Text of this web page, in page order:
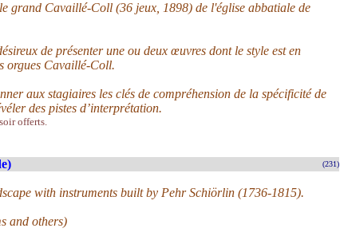
grand Cavaillé-Coll (36 jeux, 1898) de l'église abbatiale de
de présenter une ou deux œuvres dont le style est en
orgues Cavaillé-Coll.
aux stagiaires les clés de compréhension de la spécificité de
des pistes d’interprétation.
offerts.
(231)
with instruments built by Pehr Schiörlin (1736-1815).
and others)